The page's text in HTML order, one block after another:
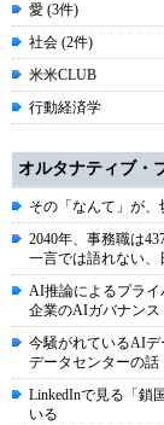
愛 (3件)
社会 (2件)
米米CLUB
行動経済学
オルタナティブ・
その「なんて」が
2040年、事務職は
一言では語れない
AI推論によるプライ
企業のAIガバナンス
今騒がれているAI
データセンターの話
LinkedInで見る「鎖
いる